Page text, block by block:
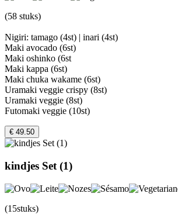
(58 stuks)
Nigiri: tamago (4st) | inari (4st)
Maki avocado (6st)
Maki oshinko (6st
Maki kappa (6st)
Maki chuka wakame (6st)
Uramaki veggie crispy (8st)
Uramaki veggie (8st)
Futomaki veggie (10st)
€ 49.50
kindjes Set (1)
(15stuks)